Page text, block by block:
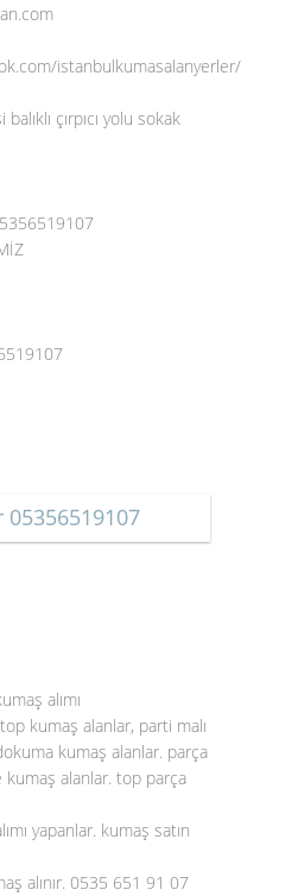
istanbulkumasalanyerler/
çırpıcı yolu sokak
alımı
kumaş alanlar, parti malı
kumaş alanlar. parça
kumaş alanlar. top parça
yapanlar. kumaş satın
alınır. 0535 651 91 07